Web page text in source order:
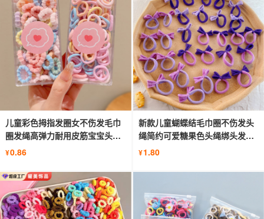
儿童彩色拇指发圈女不伤发毛巾
圈发绳高弹力耐用皮筋宝宝头绳
发饰
¥0.86
新款儿童蝴蝶结毛巾圈不伤发头
绳简约可爱糖果色头绳绑头发圈
发饰
¥1.80